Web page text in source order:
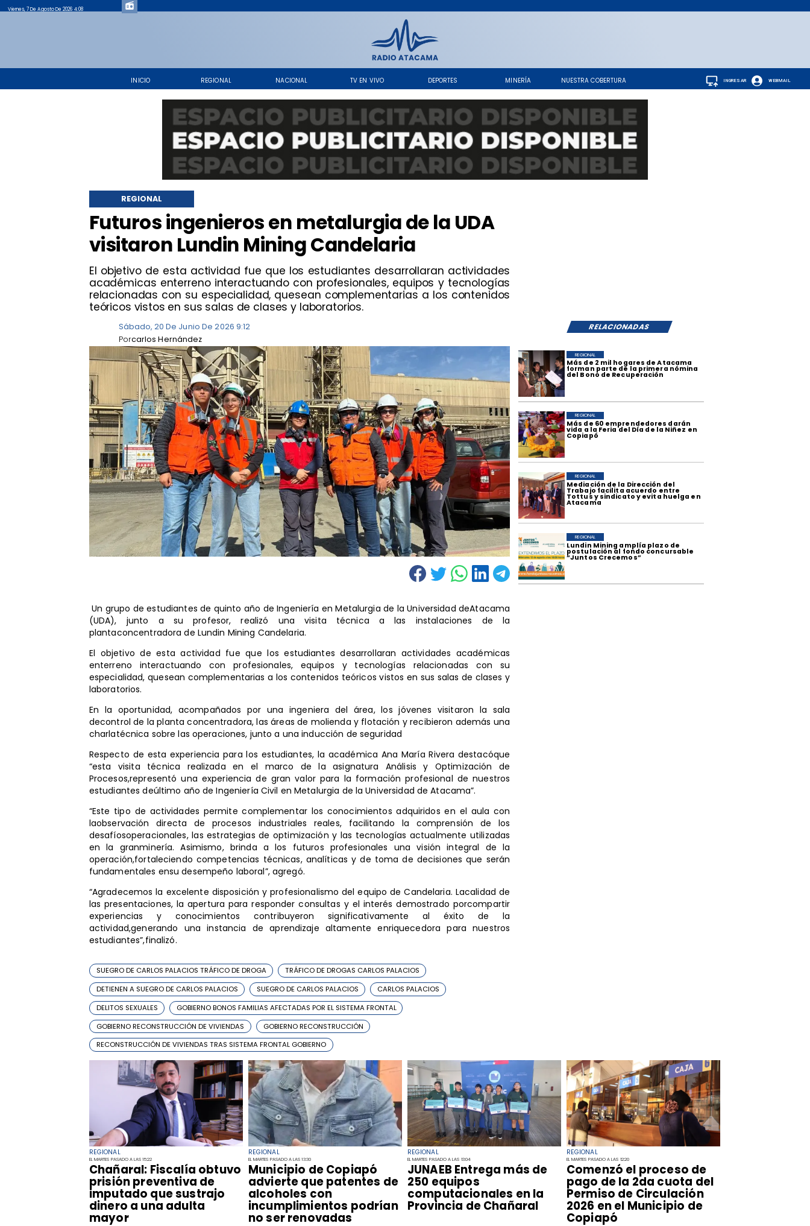
INICIO REGIONAL NACIONAL TV EN VIVO DEPORTES MINERÍA NUESTRA COBERTURA
Viernes, 7 De Agosto De 2026 4:08
WEBMAIL
INGRESAR
​Futuros ingenieros en metalurgia de la UDA
visitaron Lundin Mining Candelaria
​El objetivo de esta actividad fue que los estudiantes desarrollaran actividades
académicas enterreno interactuando con profesionales, equipos y tecnologías
relacionadas con su especialidad, quesean complementarias a los contenidos
teóricos vistos en sus salas de clases y laboratorios.
REGIONAL
RELACIONADAS
Sábado, 20 De Junio De 2026 9:12
carlos Hernández
Por
REGIONAL
EL MARTES PASADO A LAS 15:22
Chañaral: Fiscalía obtuvo
prisión preventiva de
imputado que sustrajo
dinero a una adulta
mayor
REGIONAL
EL MARTES PASADO A LAS 13:30
Municipio de Copiapó
advierte que patentes de
alcoholes con
incumplimientos podrían
no ser renovadas
REGIONAL
EL MARTES PASADO A LAS 13:04
​JUNAEB Entrega más de
250 equipos
computacionales en la
Provincia de Chañaral
REGIONAL
EL MARTES PASADO A LAS 12:20
​Comenzó el proceso de
pago de la 2da cuota del
Permiso de Circulación
2026 en el Municipio de
Copiapó
​Más de 2 mil hogares de Atacama
forman parte de la primera nómina
del Bono de Recuperación
REGIONAL
​Más de 60 emprendedores darán
vida a la Feria del Día de la Niñez en
Copiapó
REGIONAL
Mediación de la Dirección del
Trabajo facilita acuerdo entre
Tottus y sindicato y evita huelga en
Atacama
REGIONAL
​Lundin Mining amplía plazo de
postulación al fondo concursable
“Juntos Crecemos”
REGIONAL
Un grupo de estudiantes de quinto año de Ingeniería en Metalurgia de la Universidad deAtacama
(UDA), junto a su profesor, realizó una visita técnica a las instalaciones de la
plantaconcentradora de Lundin Mining Candelaria.
El objetivo de esta actividad fue que los estudiantes desarrollaran actividades académicas
enterreno interactuando con profesionales, equipos y tecnologías relacionadas con su
especialidad, quesean complementarias a los contenidos teóricos vistos en sus salas de clases y
laboratorios.
En la oportunidad, acompañados por una ingeniera del área, los jóvenes visitaron la sala
decontrol de la planta concentradora, las áreas de molienda y flotación y recibieron además una
charlatécnica sobre las operaciones, junto a una inducción de seguridad
Respecto de esta experiencia para los estudiantes, la académica Ana María Rivera destacóque
“esta visita técnica realizada en el marco de la asignatura Análisis y Optimización de
Procesos,representó una experiencia de gran valor para la formación profesional de nuestros
estudiantes deúltimo año de Ingeniería Civil en Metalurgia de la Universidad de Atacama”.
“Este tipo de actividades permite complementar los conocimientos adquiridos en el aula con
laobservación directa de procesos industriales reales, facilitando la comprensión de los
desafíosoperacionales, las estrategias de optimización y las tecnologías actualmente utilizadas
en la granminería. Asimismo, brinda a los futuros profesionales una visión integral de la
operación,fortaleciendo competencias técnicas, analíticas y de toma de decisiones que serán
fundamentales ensu desempeño laboral”, agregó.
“Agradecemos la excelente disposición y profesionalismo del equipo de Candelaria. Lacalidad de
las presentaciones, la apertura para responder consultas y el interés demostrado porcompartir
experiencias y conocimientos contribuyeron significativamente al éxito de la
actividad,generando una instancia de aprendizaje altamente enriquecedora para nuestros
estudiantes”,finalizó.
SUEGRO DE CARLOS PALACIOS TRÁFICO DE DROGA
TRÁFICO DE DROGAS CARLOS PALACIOS
DETIENEN A SUEGRO DE CARLOS PALACIOS
SUEGRO DE CARLOS PALACIOS
CARLOS PALACIOS
DELITOS SEXUALES
GOBIERNO BONOS FAMILIAS AFECTADAS POR EL SISTEMA FRONTAL
GOBIERNO RECONSTRUCCIÓN DE VIVIENDAS
GOBIERNO RECONSTRUCCIÓN
RECONSTRUCCIÓN DE VIVIENDAS TRAS SISTEMA FRONTAL GOBIERNO